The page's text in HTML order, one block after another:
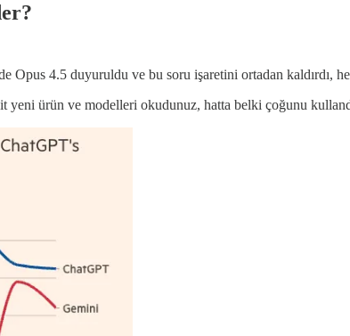
Opus 4.5 duyuruldu ve bu soru işaretini ortadan kaldırdı,
yeni ürün ve modelleri okudunuz, hatta belki çoğunu